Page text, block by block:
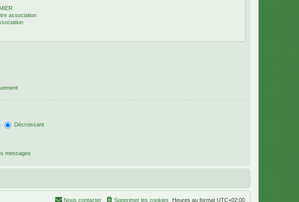
Décroissant
messages
Heures au format UTC+02:00
Supprimer les cookies
Nous contacter